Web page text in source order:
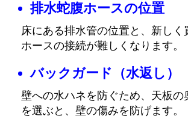
排水蛇腹ホースの位置
床にある排水管の位置と、新し
ホースの接続が難しくなります。
バックガード（水返し）
壁への水ハネを防ぐため、天板
を選ぶと、壁の傷みを防げます。